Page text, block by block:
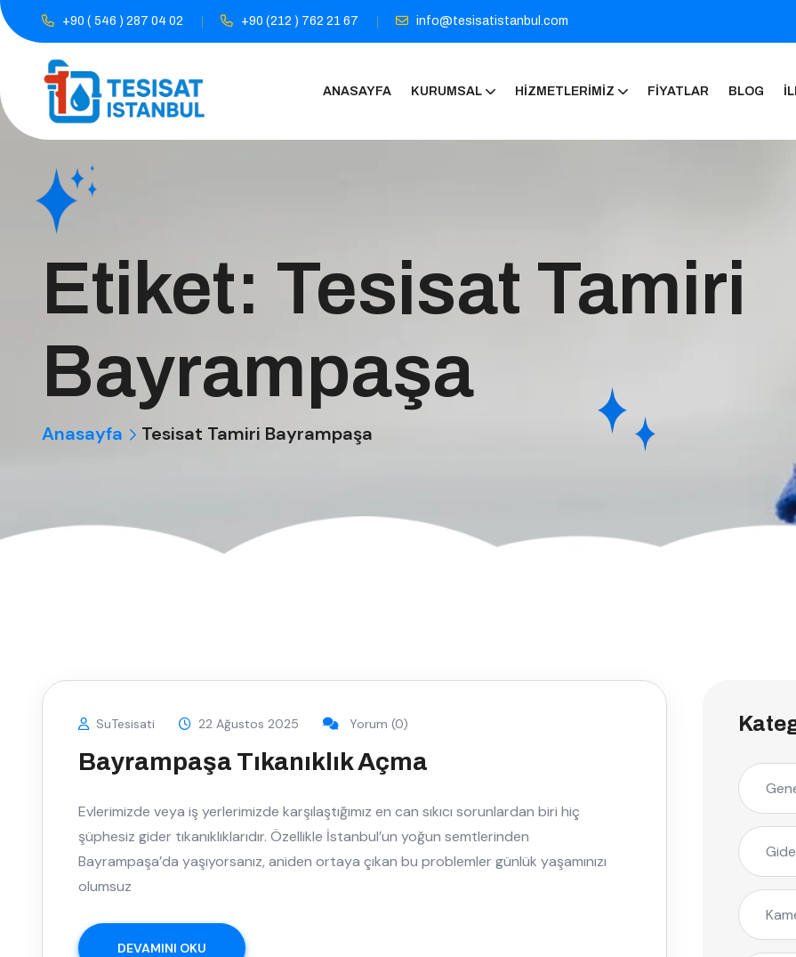
+90 ( 546 ) 287 04 02 +90 (212 ) 762 21 67 info@tesisatistanbul.com
ANASAYFA KURUMSAL HIZMETLERIMIZ FIYATLAR BLOG
Etiket: Tesisat Tamiri
Bayrampaşa
Anasayfa Tesisat Tamiri Bayrampaşa
SuTesisati 22 Ağustos 2025 Yorum (0)
Bayrampaşa Tıkanıklık Açma
Evlerimizde veya iş yerlerimizde karşılaştığımız en can sıkıcı sorunlardan biri hiç
şüphesiz gider tıkanıklıklarıdır. Özellikle İstanbul’un yoğun semtlerinden
Bayrampaşa’da yaşıyorsanız, aniden ortaya çıkan bu problemler günlük yaşamınızı
olumsuz
DEVAMINI OKU